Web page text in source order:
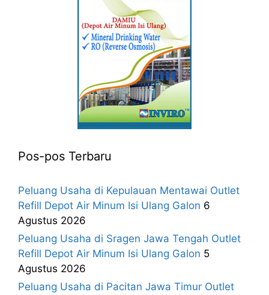
Pos-pos Terbaru
Peluang Usaha di Kepulauan Mentawai Outlet
Refill Depot Air Minum Isi Ulang Galon 6
Agustus 2026
Peluang Usaha di Sragen Jawa Tengah Outlet
Refill Depot Air Minum Isi Ulang Galon 5
Agustus 2026
Peluang Usaha di Pacitan Jawa Timur Outlet